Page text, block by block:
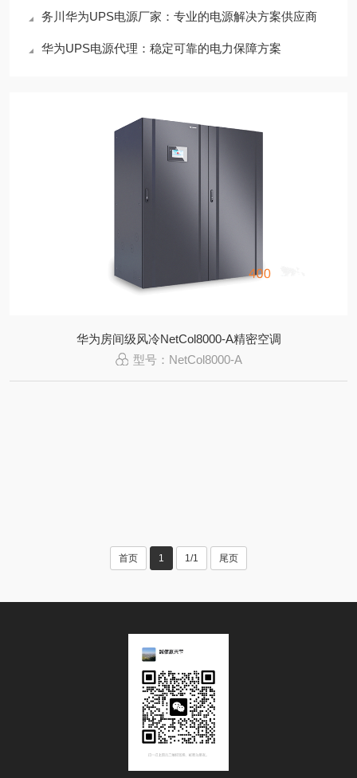
务川华为UPS电源厂家：专业的电源解决方案供应商
华为UPS电源代理：稳定可靠的电力保障方案
华为房间级风冷NetCol8000-A精密空调
型号：NetCol8000-A
首页 1 1/1 尾页